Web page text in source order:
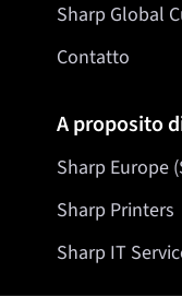
Sharp Global
Contatto
A proposito
Sharp Europe
Sharp Printers
Sharp IT